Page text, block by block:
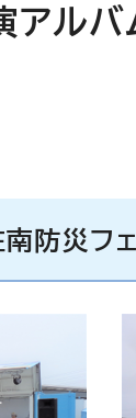
ルバ
防災フ